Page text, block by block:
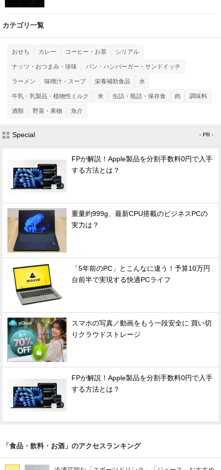
カテゴリ一覧
おせち カレー コーヒー・お茶 シリアル
ナッツ・おつまみ・珍味 パン・ハンバーガー・サンドイッチ
ラーメン 味噌汁・スープ 栄養補助食品 水
牛乳・乳製品・植物性ミルク 米 缶詰・瓶詰・保存食 肉 調味料
酒類 野菜・果物 魚介
Special - PR -
FPが解説！Apple製品を分割手数料0円で入手
する方法とは？
重量約999g、最新CPU搭載のビジネスPCの
実力は？
「5年前のPC」とこんなに違う！予算10万円
台前半で実現する快適PCライフ
スマホの写真／動画をもう一段安全に 買い切
りクラウドストレージ
FPが解説！Apple製品を分割手数料0円で入手
する方法とは？
「食品・飲料・お酒」のアクセスランキング